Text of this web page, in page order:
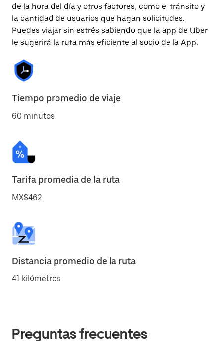
de la hora del día y otros factores, como el tránsito y
la cantidad de usuarios que hagan solicitudes.
Puedes viajar sin estrés sabiendo que la app de Uber
le sugerirá la ruta más eficiente al socio de la App.
Tiempo promedio de viaje
60 minutos
Tarifa promedia de la ruta
MX$462
Distancia promedio de la ruta
41 kilómetros
Preguntas frecuentes